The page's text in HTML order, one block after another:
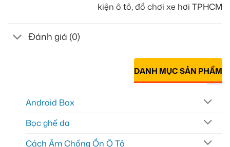
kiện ô tô, đồ chơi xe hơi TPHCM
Đánh giá (0)
DANH MỤC SẢN PHẨM
Android Box
Bọc ghế da
Cách Âm Chống Ồn Ô Tô